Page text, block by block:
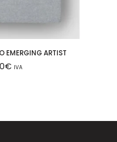
EMERGING ARTIST
€ IVA